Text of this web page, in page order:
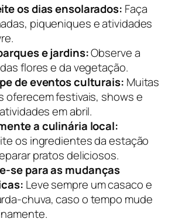
os dias ensolarados: Faça
piqueniques e atividades
e jardins:Observe a
flores e da vegetação.
de eventos culturais: Muitas
oferecem festivais, shows e
em abril.
a culinária local:
os ingredientes da estação
pratos deliciosos.
se para as mudanças
Leve sempre um casaco e
chuva, caso o tempo mude